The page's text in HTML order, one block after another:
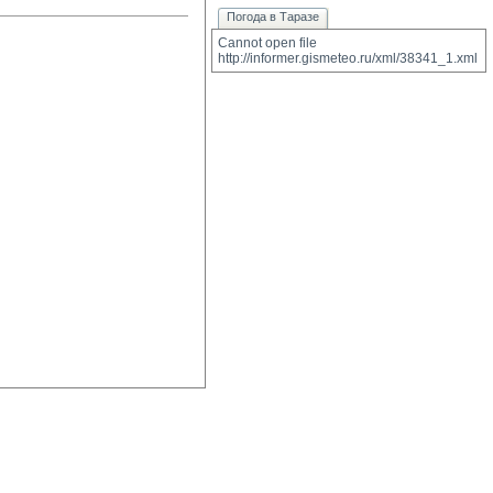
Погода в Таразе
Cannot open file
http://informer.gismeteo.ru/xml/38341_1.xml